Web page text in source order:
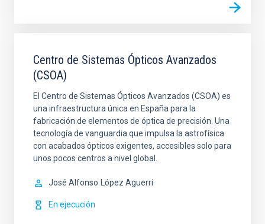
Centro de Sistemas Ópticos Avanzados
(CSOA)
El Centro de Sistemas Ópticos Avanzados (CSOA) es
una infraestructura única en España para la
fabricación de elementos de óptica de precisión. Una
tecnología de vanguardia que impulsa la astrofísica
con acabados ópticos exigentes, accesibles solo para
unos pocos centros a nivel global.
José Alfonso López Aguerri
En ejecución